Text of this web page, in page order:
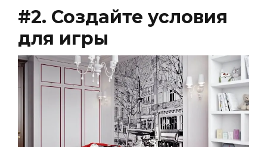
#2. Создайте условия
для игры